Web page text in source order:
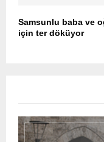
Samsunlu baba ve
için ter döküyor